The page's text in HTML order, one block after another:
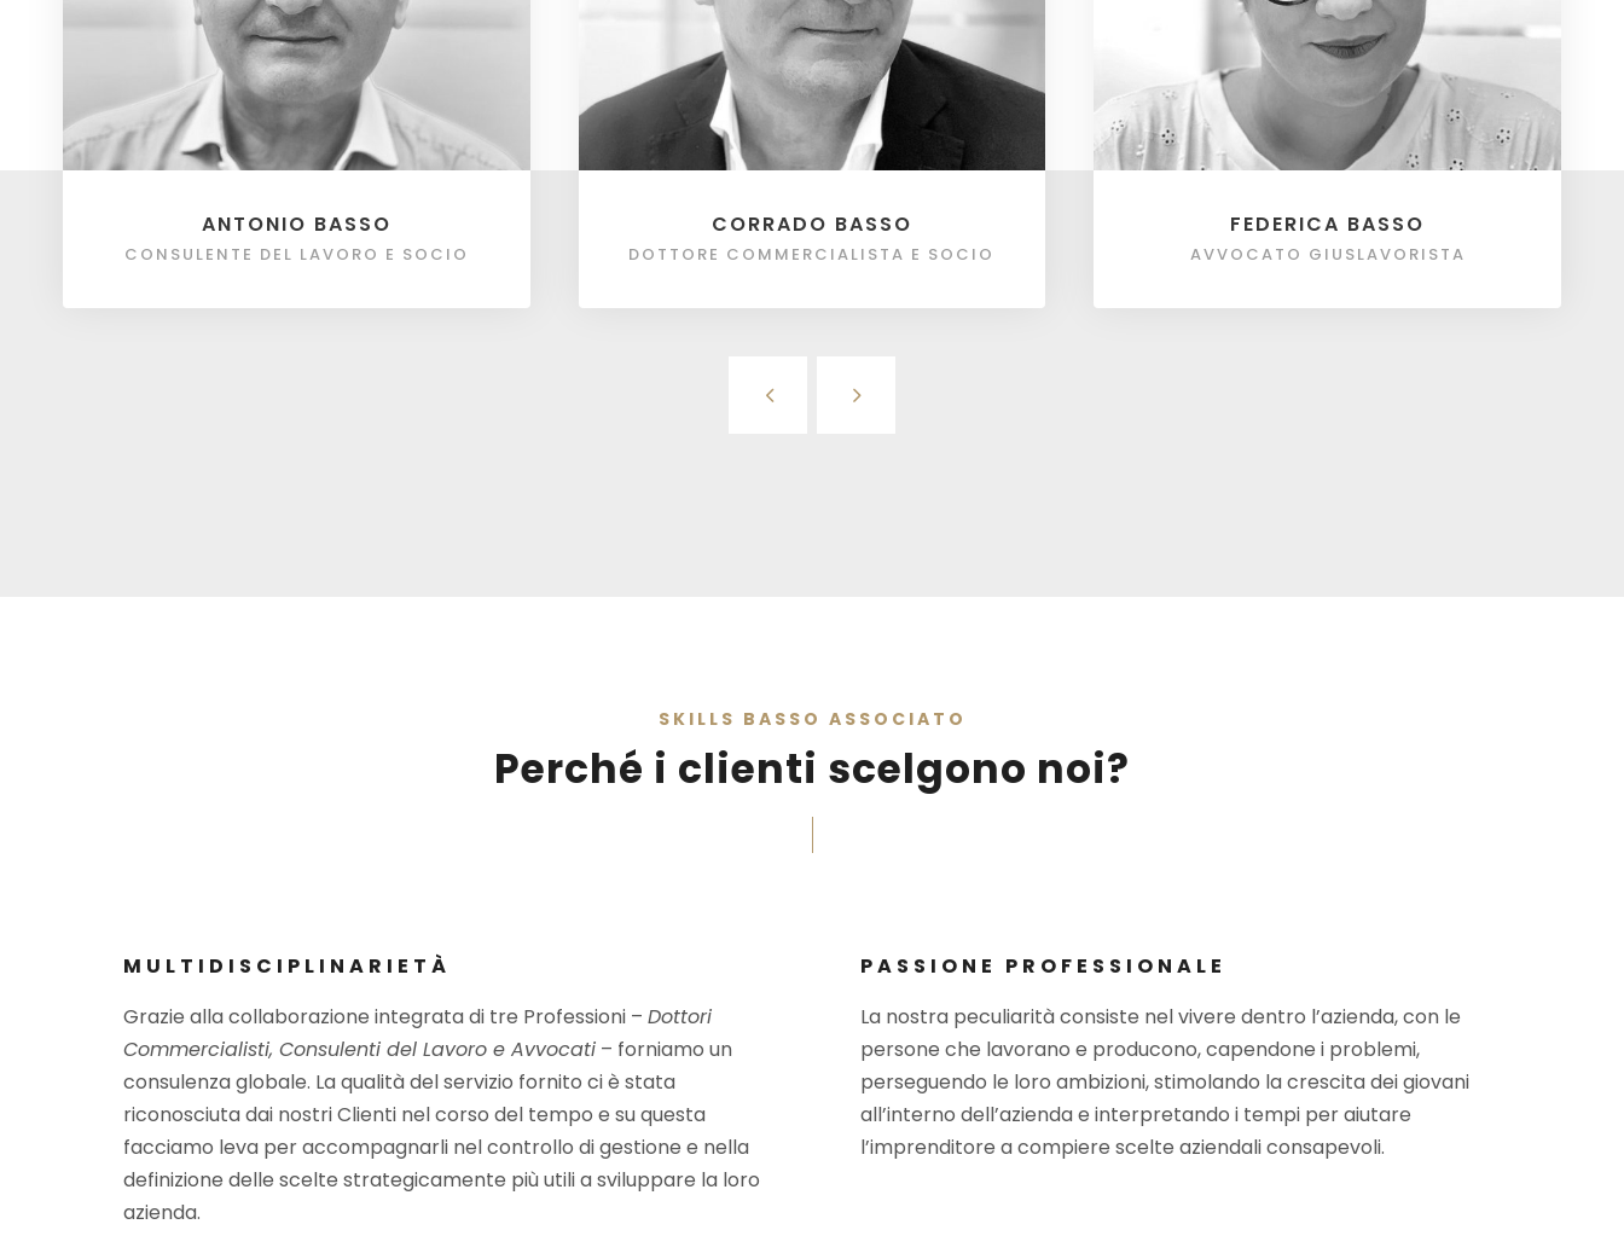
ANTONIO BASSO
CONSULENTE DEL LAVORO E SOCIO
CORRADO BASSO
DOTTORE COMMERCIALISTA E SOCIO
FEDERICA BASSO
AVVOCATO GIUSLAVORISTA
SKILLS BASSO ASSOCIATO
Perché i clienti scelgono noi?
MULTIDISCIPLINARIETÀ
Grazie alla collaborazione integrata di tre Professioni – Dottori
Commercialisti, Consulenti del Lavoro e Avvocati – forniamo un
consulenza globale. La qualità del servizio fornito ci è stata
riconosciuta dai nostri Clienti nel corso del tempo e su questa
facciamo leva per accompagnarli nel controllo di gestione e nella
definizione delle scelte strategicamente più utili a sviluppare la loro
azienda.
PASSIONE PROFESSIONALE
La nostra peculiarità consiste nel vivere dentro l’azienda, con le
persone che lavorano e producono, capendone i problemi,
perseguendo le loro ambizioni, stimolando la crescita dei giovani
all’interno dell’azienda e interpretando i tempi per aiutare
l’imprenditore a compiere scelte aziendali consapevoli.